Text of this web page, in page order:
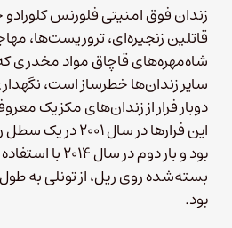
زندان فوق امنیتی فلورنس
قاتلین زنجیره‌ای، تروریست‌ها،
شاه‌مهره‌های قاچاق مواد مخدری
سایر زندان‌ها خطرساز است،
دوبار فرار از زندان‌های مکزیک
این فرارها در سال
بود و بار دوم در
بود.